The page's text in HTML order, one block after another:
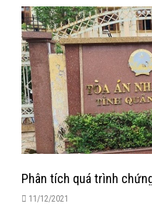
Phân tích quá trình
11/12/2021